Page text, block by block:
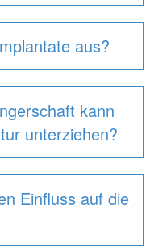
aus?
kann
unterziehen?
Einfluss auf die